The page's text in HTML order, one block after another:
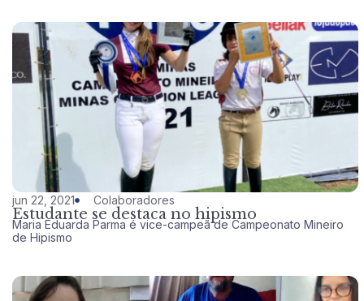
jun 22, 2021 Colaboradores
Estudante se destaca no hipismo
Maria Eduarda Parma é vice-campeã de Campeonato Mineiro ​
de Hipismo